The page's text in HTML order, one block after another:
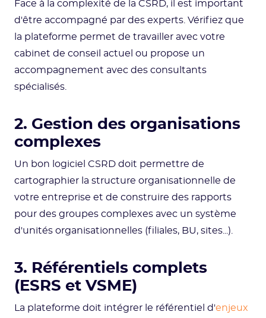
Face à la complexité de la CSRD, il est important
d'être accompagné par des experts. Vérifiez que
la plateforme permet de travailler avec votre
cabinet de conseil actuel ou propose un
accompagnement avec des consultants
spécialisés.
2. Gestion des organisations
complexes
Un bon logiciel CSRD doit permettre de
cartographier la structure organisationnelle de
votre entreprise et de construire des rapports
pour des groupes complexes avec un système
d'unités organisationnelles (filiales, BU, sites...).
3. Référentiels complets
(ESRS et VSME)
La plateforme doit intégrer le référentiel d'enjeux